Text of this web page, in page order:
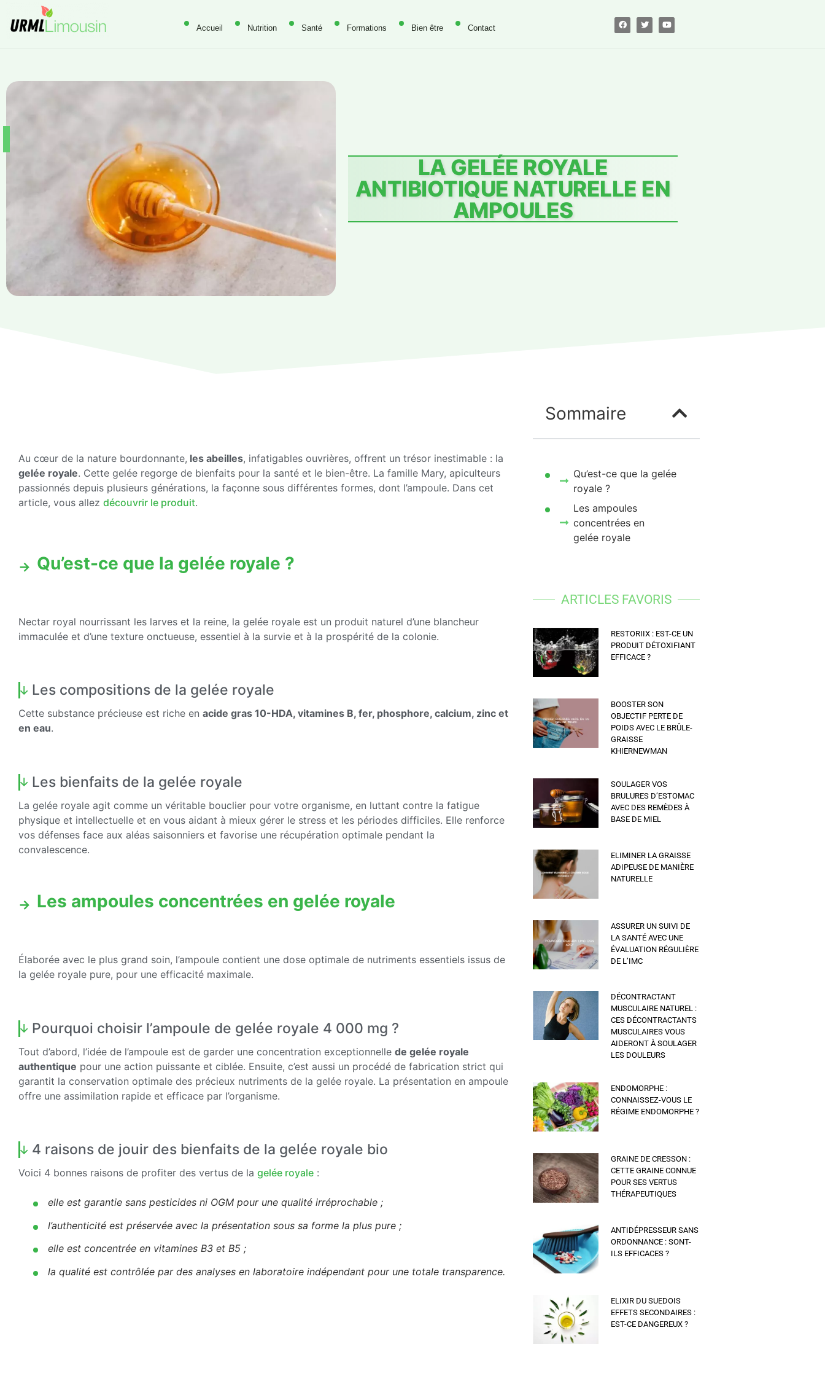
Accueil Nutrition Santé Formations Bien être Contact
LA GELÉE ROYALE
ANTIBIOTIQUE NATURELLE EN
AMPOULES
Au cœur de la nature bourdonnante, les abeilles, infatigables ouvrières, offrent un trésor inestimable : la
gelée royale. Cette gelée regorge de bienfaits pour la santé et le bien-être. La famille Mary, apiculteurs
passionnés depuis plusieurs générations, la façonne sous différentes formes, dont l’ampoule. Dans cet
article, vous allez découvrir le produit.
Qu’est-ce que la gelée royale ?
Nectar royal nourrissant les larves et la reine, la gelée royale est un produit naturel d’une blancheur
immaculée et d’une texture onctueuse, essentiel à la survie et à la prospérité de la colonie.
Les compositions de la gelée royale
Cette substance précieuse est riche en acide gras 10-HDA, vitamines B, fer, phosphore, calcium, zinc et
en eau.
Les bienfaits de la gelée royale
La gelée royale agit comme un véritable bouclier pour votre organisme, en luttant contre la fatigue
physique et intellectuelle et en vous aidant à mieux gérer le stress et les périodes difficiles. Elle renforce
vos défenses face aux aléas saisonniers et favorise une récupération optimale pendant la
convalescence.
Les ampoules concentrées en gelée royale
Élaborée avec le plus grand soin, l’ampoule contient une dose optimale de nutriments essentiels issus de
la gelée royale pure, pour une efficacité maximale.
Pourquoi choisir l’ampoule de gelée royale 4 000 mg ?
Tout d’abord, l’idée de l’ampoule est de garder une concentration exceptionnelle de gelée royale
authentique pour une action puissante et ciblée. Ensuite, c’est aussi un procédé de fabrication strict qui
garantit la conservation optimale des précieux nutriments de la gelée royale. La présentation en ampoule
offre une assimilation rapide et efficace par l’organisme.
4 raisons de jouir des bienfaits de la gelée royale bio
Voici 4 bonnes raisons de profiter des vertus de la gelée royale :
elle est garantie sans pesticides ni OGM pour une qualité irréprochable ;
l’authenticité est préservée avec la présentation sous sa forme la plus pure ;
elle est concentrée en vitamines B3 et B5 ;
la qualité est contrôlée par des analyses en laboratoire indépendant pour une totale transparence.
Sommaire
Qu’est-ce que la gelée
royale ?
Les ampoules
concentrées en
gelée royale
ARTICLES FAVORIS
RESTORIIX : EST-CE UN
PRODUIT DÉTOXIFIANT
EFFICACE ?
BOOSTER SON
OBJECTIF PERTE DE
POIDS AVEC LE BRÛLE-
GRAISSE
KHIERNEWMAN
SOULAGER VOS
BRULURES D’ESTOMAC
AVEC DES REMÈDES À
BASE DE MIEL
ELIMINER LA GRAISSE
ADIPEUSE DE MANIÈRE
NATURELLE
ASSURER UN SUIVI DE
LA SANTÉ AVEC UNE
ÉVALUATION RÉGULIÈRE
DE L’IMC
DÉCONTRACTANT
MUSCULAIRE NATUREL :
CES DÉCONTRACTANTS
MUSCULAIRES VOUS
AIDERONT À SOULAGER
LES DOULEURS
ENDOMORPHE :
CONNAISSEZ-VOUS LE
RÉGIME ENDOMORPHE ?
GRAINE DE CRESSON :
CETTE GRAINE CONNUE
POUR SES VERTUS
THÉRAPEUTIQUES
ANTIDÉPRESSEUR SANS
ORDONNANCE : SONT-
ILS EFFICACES ?
ELIXIR DU SUEDOIS
EFFETS SECONDAIRES :
EST-CE DANGEREUX ?